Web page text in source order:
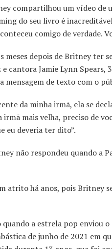
compartilhou um vídeo de
do seu livro é
comigo de verdade.
meses depois de Britney ter
cantora Jamie Lynn
mensagem de texto com o
da minha irmã, ela se
irmã mais velha, preciso de
eu deveria ter dito”.
não respondeu quando a
atrito há anos, pois Britney
quando a estrela pop enviou
de junho de 2021 em